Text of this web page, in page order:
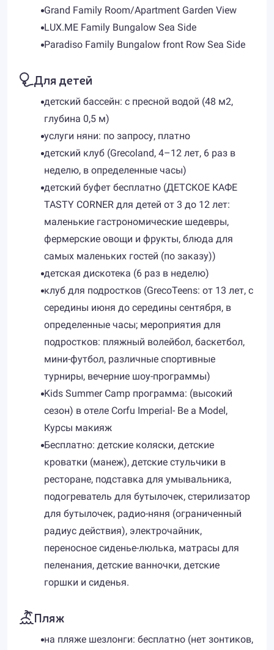
Grand Family Room/Apartment Garden View
LUX.ME Family Bungalow Sea Side
Paradiso Family Bungalow front Row Sea Side
Для детей
детский бассейн: с пресной водой (48 м2,
глубина 0,5 м)
услуги няни: по запросу, платно
детский клуб (Grecoland, 4–12 лет, 6 раз в
неделю, в определенные часы)
детский буфет бесплатно (ДЕТСКОЕ КАФЕ
TASTY CORNER для детей от 3 до 12 лет:
маленькие гастрономические шедевры,
фермерские овощи и фрукты, блюда для
самых маленьких гостей (по заказу))
детская дискотека (6 раз в неделю)
клуб для подростков (GrecoTeens: от 13 лет, с
середины июня до середины сентября, в
определенные часы; мероприятия для
подростков: пляжный волейбол, баскетбол,
мини-футбол, различные спортивные
турниры, вечерние шоу-программы)
Kids Summer Camp программа: (высокий
сезон) в отеле Corfu Imperial- Be a Model,
Курсы макияж
Бесплатно: детские коляски, детские
кроватки (манеж), детские стульчики в
ресторане, подставка для умывальника,
подогреватель для бутылочек, стерилизатор
для бутылочек, радио-няня (ограниченный
радиус действия), электрочайник,
переносное сиденье-люлька, матрасы для
пеленания, детские ванночки, детские
горшки и сиденья.
Пляж
на пляже шезлонги: бесплатно (нет зонтиков,